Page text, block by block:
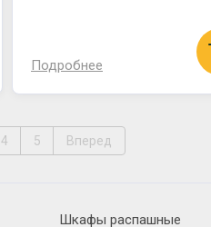
Подробнее
4 5 Вперед
Шкафы распашные